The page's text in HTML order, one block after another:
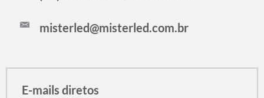
misterled@misterled.com.br
E-mails diretos